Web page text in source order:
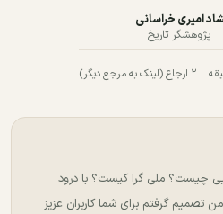
امیری خراسانی
پژوهشگر تاریخ
۲ ارجاع (لینک به مرجع دیگر)
چیست؟ ملی گرا کیست؟ با درود
تصمیم گرفتم برای شما کاربران عزیز